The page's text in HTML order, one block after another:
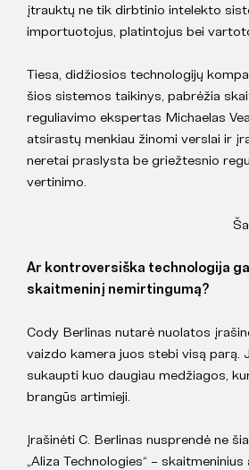
įtrauktų ne tik dirbtinio intelekto
importuotojus, platintojus bei
Tiesa, didžiosios technologijų
šios sistemos taikinys, pabrėžia
reguliavimo ekspertas Michaelas
atsirastų menkiau žinomi verslai ir
neretai praslysta be griežtesnio
vertinimo.
Ar kontroversiška technologija
skaitmeninį nemirtingumą?
Cody Berlinas nutarė nuolatos
vaizdo kamera juos stebi visą parą.
sukaupti kuo daugiau medžiagos,
brangūs artimieji.
Įrašinėti C. Berlinas nusprendė ne
„Aliza Technologies“ –